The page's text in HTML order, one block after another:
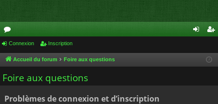
or
u
m
cri
Connexion Inscription
Accueil du forum Foire aux questions
Foire aux questions
Problèmes de connexion et d’inscription